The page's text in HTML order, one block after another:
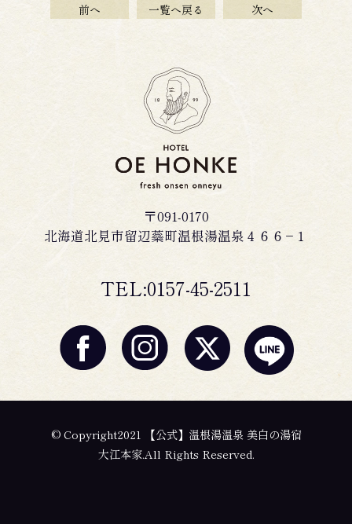
前へ 一覧へ戻る 次へ
〒091-0170
北海道北見市留辺蘂町温根湯温泉４６６−１
TEL:0157-45-2511
© Copyright2021 【公式】温根湯温泉 美白の湯宿
大江本家.All Rights Reserved.